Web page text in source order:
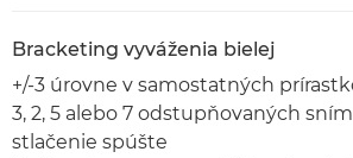
Bracketing vyváženia bielej
+/-3 úrovne v samostatných
3, 2, 5 alebo 7 odstupňovaných
stlačenie spúšte